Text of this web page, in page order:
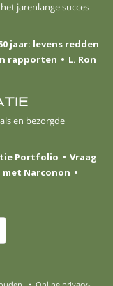
jarenlange succes
jaar: levens redden
rapporten
L. Ron
en bezorgde
Portfolio
Vraag
Narconon